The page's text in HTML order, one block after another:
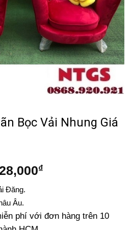
Bọc Vải Nhung Giá
₫Giá
3,528,000₫.
Đăng.
Âu.
phí với đơn hàng trên 10